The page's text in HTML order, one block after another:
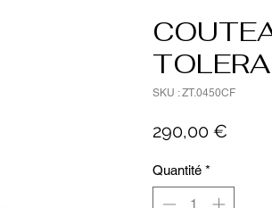
SKU : ZT.0450CF
290,00 €
Quantité *